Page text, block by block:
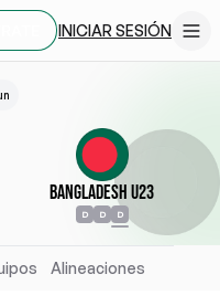
INICIAR SESIÓN
Bangladesh U23
D D D
Alineaciones